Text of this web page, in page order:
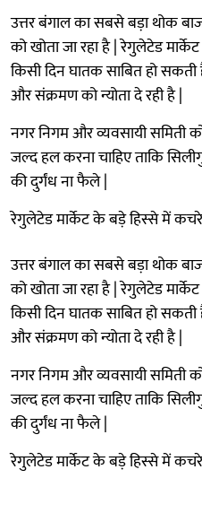
उत्तर बंगाल का सबसे बड़ा थोक
को खोता जा रहा है | रेगुलेटेड
किसी दिन घातक साबित हो
और संक्रमण को न्योता दे रही है |
नगर निगम और व्यवसायी समिती
जल्द हल करना चाहिए ताकि
की दुर्गंध ना फैले |
रेगुलेटेड मार्केट के बड़े हिस्से में
उत्तर बंगाल का सबसे बड़ा थोक
को खोता जा रहा है | रेगुलेटेड
किसी दिन घातक साबित हो
और संक्रमण को न्योता दे रही है |
नगर निगम और व्यवसायी समिती
जल्द हल करना चाहिए ताकि
की दुर्गंध ना फैले |
रेगुलेटेड मार्केट के बड़े हिस्से में